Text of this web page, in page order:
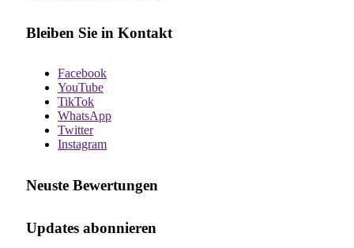
Bleiben Sie in Kontakt
Facebook
YouTube
TikTok
WhatsApp
Twitter
Instagram
Neuste Bewertungen
Updates abonnieren